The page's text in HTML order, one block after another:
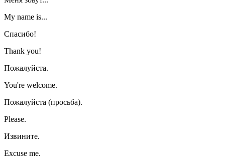
My name is...
Спасибо!
Thank you!
Пожалуйста.
You're welcome.
Пожалуйста (просьба).
Please.
Извините.
Excuse me.